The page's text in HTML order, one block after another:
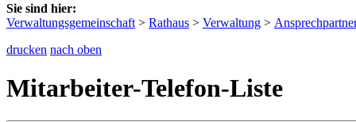
Sie sind hier:
Verwaltungsgemeinschaft > Rathaus > Verwaltung >
drucken nach oben
Mitarbeiter-Telefon-Liste